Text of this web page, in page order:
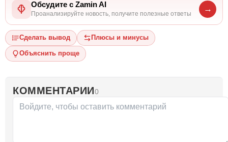
Обсудите с Zamin AI
Проанализируйте новость, получите полезные ответы
→
Сделать вывод Плюсы и минусы
Объяснить проще
КОММЕНТАРИИ0